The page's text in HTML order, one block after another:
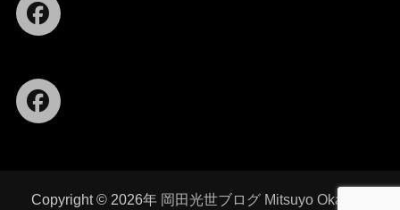
Facebook
Facebook
Copyright © 2026年 岡田光世ブログ Mitsuyo Okada's